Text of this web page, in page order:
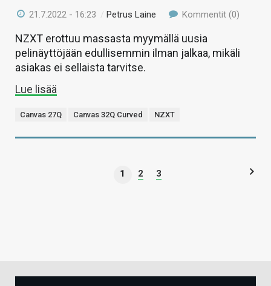
21.7.2022 - 16:23 /Petrus Laine Kommentit (0)
NZXT erottuu massasta myymällä uusia
pelinäyttöjään edullisemmin ilman jalkaa, mikäli
asiakas ei sellaista tarvitse.
Lue lisää
Canvas 27Q Canvas 32Q Curved NZXT
1 2 3